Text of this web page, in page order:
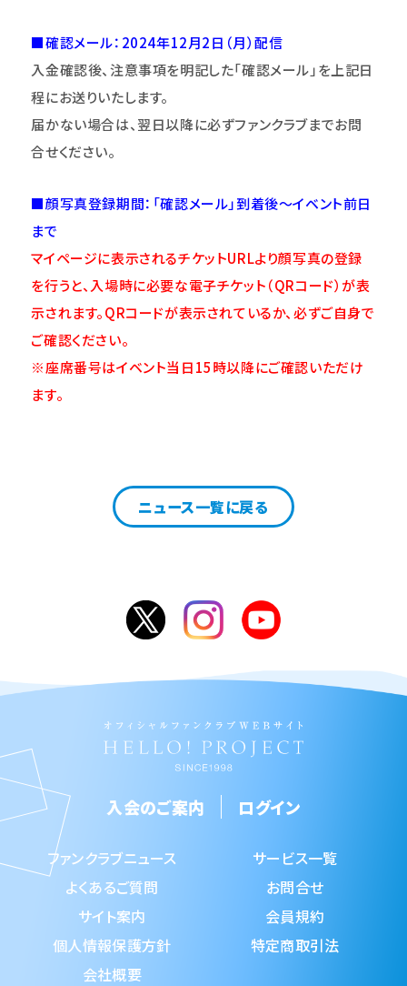
■確認メール：2024年12月2日（月）配信
入金確認後、注意事項を明記した「確認メール」を上記日
程にお送りいたします。
届かない場合は、翌日以降に必ずファンクラブまでお問
合せください。
■顔写真登録期間：「確認メール」到着後～イベント前日
まで
マイページに表示されるチケットURLより顔写真の登録
を行うと、入場時に必要な電子チケット（QRコード）が表
示されます。QRコードが表示されているか、必ずご自身で
ご確認ください。
※座席番号はイベント当日15時以降にご確認いただけ
ます。
ニュース一覧に戻る
入会のご案内 ログイン
ファンクラブニュース
サービス一覧
よくあるご質問
お問合せ
サイト案内
会員規約
個人情報保護方針
特定商取引法
会社概要